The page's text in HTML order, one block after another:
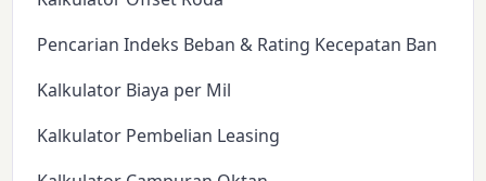
Pencarian Indeks Beban & Rating Kecepatan Ban
Kalkulator Biaya per Mil
Kalkulator Pembelian Leasing